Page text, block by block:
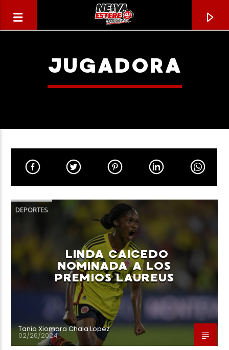
TÍTULO
JUGADORA
DEPORTES
LINDA CAICEDO
NOMINADA A LOS
PREMIOS LAUREUS
Tania Xiomara Chala Lopez
02/26/2024